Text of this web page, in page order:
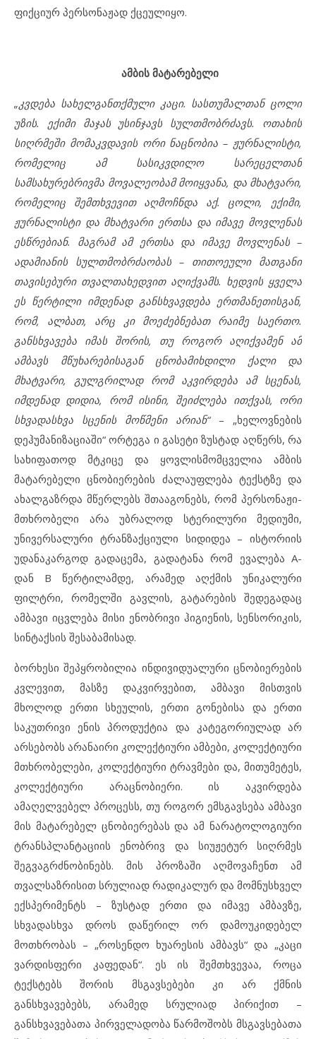
ფიქციურ პერსონაჟად ქცეულიყო.
ამბის მატარებელი
„კვდება სახელგანთქმული კაცი. სასთუმალთან ცოლი
უზის. ექიმი მაჯას უსინჯავს სულთმობრძავს. ოთახის
სიღრმეში მომაკვდავის ორი ნაცნობია – ჟურნალისტი,
რომელიც ამ სასიკვდილო სარეცელთან
სამსახურებრივმა მოვალეობამ მოიყვანა, და მხატვარი,
რომელიც შემთხვევით აღმოჩნდა აქ. ცოლი, ექიმი,
ჟურნალისტი და მხატვარი ერთსა და იმავე მოვლენას
ესწრებიან. მაგრამ ამ ერთსა და იმავე მოვლენას –
ადამიანის სულთმობრძაობას – თითოეული მათგანი
თავისებური თვალთახედვით აღიქვამს. ხედვის ყველა
ეს წერტილი იმდენად განსხვავდება ერთმანეთისგან,
რომ, ალბათ, არც კი მოეძებნებათ რაიმე საერთო.
განსხვავება იმას შორის, თუ როგორ აღიქვამენ ამ
ამბავს მწუხარებისაგან ცნობამიხდილი ქალი და
მხატვარი, გულგრილად რომ აკვირდება ამ სცენას,
იმდენად დიდია, რომ ისინი, შეიძლება ითქვას, ორი
სხვადასხვა სცენის მოწმენი არიან“– „ხელოვნების
დეჰუმანიზაციაში“ ორტეგა ი გასეტი ზუსტად აღწერს, რა
სახიფათოდ მტკიცე და ყოვლისმომცველია ამბის
მატარებელი ცნობიერების ძალაუფლება ტექსტზე და
ახალგაზრდა მწერლებს შთააგონებს, რომ პერსონაჟი-
მთხრობელი არა უბრალოდ სტერილური მედიუმი,
უნივერსალური ტრანზაქციული სიდიდეა – ისტორიის
უდანაკარგოდ გადაცემა, გადატანა რომ ევალება A-
დან B წერტილამდე, არამედ აღქმის უნიკალური
ფილტრი, რომელში გავლის, გატარების შედეგადაც
ამბავი იცვლება მისი ენობრივი ჰიგიენის, სენსორიკის,
სინტაქსის შესაბამისად.
ბორხესი შეპყრობილია ინდივიდუალური ცნობიერების
კვლევით, მასზე დაკვირვებით, ამბავი მისთვის
მხოლოდ ერთი სხეულის, ერთი გონებისა და ერთი
საკუთრივი ენის პროდუქტია და კატეგორიულად არ
არსებობს არანაირი კოლექტიური ამბები, კოლექტიური
მთხრობელები, კოლექტიური ტრავმები და, მითუმეტეს,
კოლექტიური არაცნობიერი. ის აკვირდება
ამაღელვებელ პროცესს, თუ როგორ ემსგავსება ამბავი
მის მატარებელ ცნობიერებას და ამ ნარატოლოგიური
ტრანსპლანტაციის ენობრივ და სიუჟეტურ სიღრმეს
შეგვაგრძნობინებს. მის პროზაში აღმოვაჩენთ ამ
თვალსაზრისით სრულიად რადიკალურ და მომნუსხველ
ექსპერიმენტს – ზუსტად ერთი და იმავე ამბავზე,
სხვადასხვა დროს დაწერილ ორ დამოუკიდებელ
მოთხრობას – „როსენდო ხუარესის ამბავს“ და „კაცი
ვარდისფერი კაფედან“. ეს ის შემთხვევაა, როცა
ტექსტებს შორის მსგავსებები კი არ ქმნის
განსხვავებებს, არამედ სრულიად პირიქით –
განსხვავებათა პირველადობა წარმოშობს მსგავსებათა